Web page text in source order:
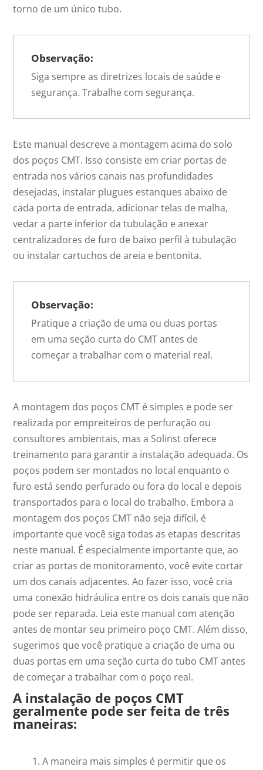
torno de um único tubo.
Observação:
Siga sempre as diretrizes locais de saúde e
segurança. Trabalhe com segurança.
Este manual descreve a montagem acima do solo
dos poços CMT. Isso consiste em criar portas de
entrada nos vários canais nas profundidades
desejadas, instalar plugues estanques abaixo de
cada porta de entrada, adicionar telas de malha,
vedar a parte inferior da tubulação e anexar
centralizadores de furo de baixo perfil à tubulação
ou instalar cartuchos de areia e bentonita.
Observação:
Pratique a criação de uma ou duas portas
em uma seção curta do CMT antes de
começar a trabalhar com o material real.
A montagem dos poços CMT é simples e pode ser
realizada por empreiteiros de perfuração ou
consultores ambientais, mas a Solinst oferece
treinamento para garantir a instalação adequada. Os
poços podem ser montados no local enquanto o
furo está sendo perfurado ou fora do local e depois
transportados para o local do trabalho. Embora a
montagem dos poços CMT não seja difícil, é
importante que você siga todas as etapas descritas
neste manual. É especialmente importante que, ao
criar as portas de monitoramento, você evite cortar
um dos canais adjacentes. Ao fazer isso, você cria
uma conexão hidráulica entre os dois canais que não
pode ser reparada. Leia este manual com atenção
antes de montar seu primeiro poço CMT. Além disso,
sugerimos que você pratique a criação de uma ou
duas portas em uma seção curta do tubo CMT antes
de começar a trabalhar com o poço real.
A instalação de poços CMT
geralmente pode ser feita de três
maneiras:
A maneira mais simples é permitir que os